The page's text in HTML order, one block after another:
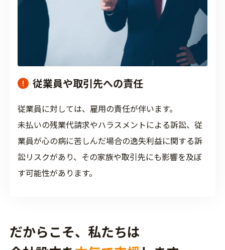
従業員や取引先への責任
従業員に対しては、雇用の責任が伴います。
未払いの残業代請求やハラスメントによる訴訟、従
業員が心の病に苦しんだ場合の逸失利益に関する訴
訟リスクがあり、その家族や取引先にも影響を及ぼ
す可能性があります。
だからこそ、 私たちは